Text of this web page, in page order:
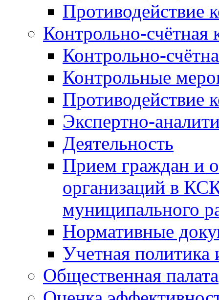
Противодействие
Контрольно-счётная
Контрольно-
Контрольные
Противодействие
Экспертно-
Деятельность
Прием граждан и
организаций в
муниципального
Нормативные
Учетная политика
Общественная палата